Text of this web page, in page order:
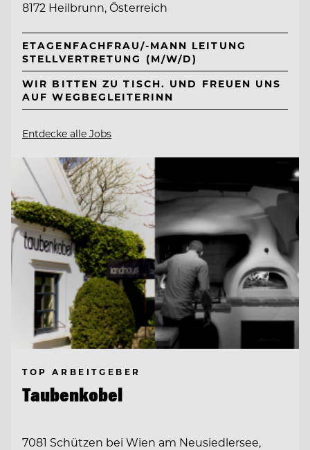
8172 Heilbrunn, Österreich
ETAGENFACHFRAU/-MANN LEITUNG
STELLVERTRETUNG (M/W/D)
WIR BITTEN ZU TISCH. UND FREUEN UNS
AUF WEGBEGLEITERINN
Entdecke alle Jobs
TOP ARBEITGEBER
Taubenkobel
7081 Schützen bei Wien am Neusiedlersee,